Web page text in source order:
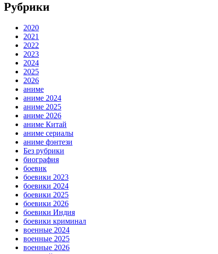
Рубрики
2020
2021
2022
2023
2024
2025
2026
аниме
аниме 2024
аниме 2025
аниме 2026
аниме Китай
аниме сериалы
аниме фэнтези
Без рубрики
биография
боевик
боевики 2023
боевики 2024
боевики 2025
боевики 2026
боевики Индия
боевики криминал
военные 2024
военные 2025
военные 2026